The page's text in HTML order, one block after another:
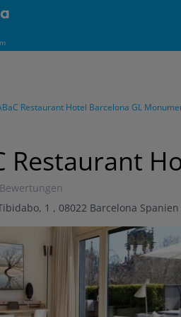
Restaurant Hotel Barcelona GL
Restaurant
1 , 08022 Barcelona Spanien